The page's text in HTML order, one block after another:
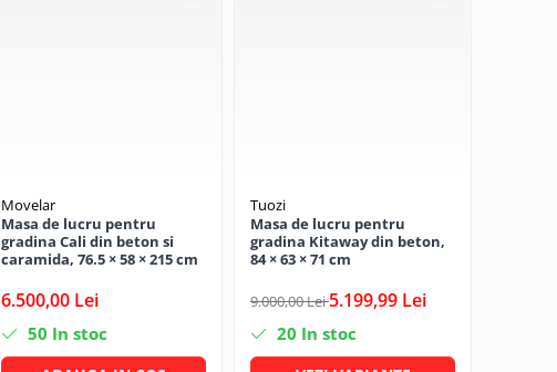
Movelar
Masa de lucru pentru
gradina Cali din beton si
caramida, 76.5 × 58 × 215 cm
6.500,00 Lei
50 In stoc
Tuozi
Masa de lucru pentru
gradina Kitaway din beton,
84 × 63 × 71 cm
9.000,00 Lei5.199,99 Lei
20 In stoc